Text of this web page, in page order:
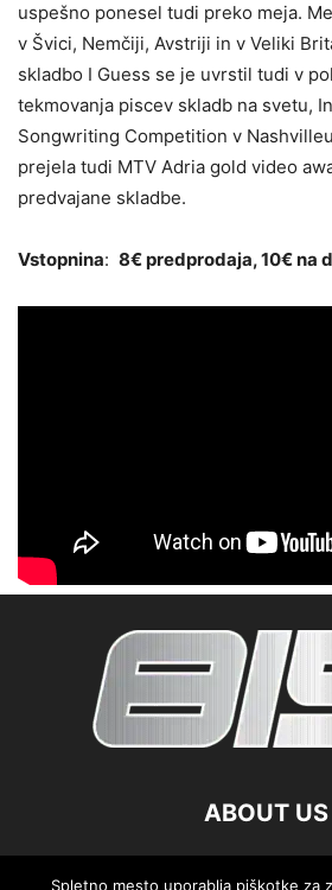
uspešno ponesel tudi preko meja.
v Švici, Nemčiji, Avstriji in v Veliki
skladbo I Guess se je uvrstil tudi v
tekmovanja piscev skladb na svetu,
Songwriting Competition v
prejela tudi MTV Adria gold video
predvajane skladbe.
Vstopnina: 8€ predprodaja, 10€ na
ABOUT US
FOLLOW
Spletno mesto uporablja piškotke za